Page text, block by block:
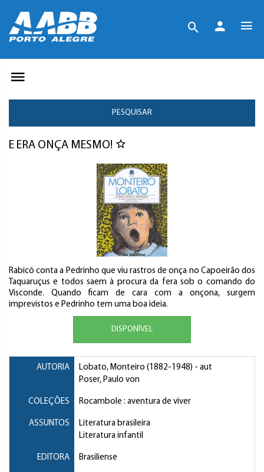
PESQUISAR
E ERA ONÇA MESMO!
Rabicó conta a Pedrinho que viu rastros de onça no Capoeirão dos
Taquaruçus e todos saem à procura da fera sob o comando do
Visconde. Quando ficam de cara com a onçona, surgem
imprevistos e Pedrinho tem uma boa ideia.
DISPONÍVEL
AUTORIA Lobato, Monteiro (1882-1948) - aut
Poser, Paulo von
COLEÇÕES Rocambole : aventura de viver
ASSUNTOS
Literatura brasileira
Literatura infantil
EDITORA Brasiliense